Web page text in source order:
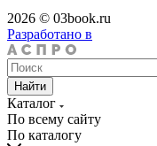
2026 © 03book.ru
Разработано в
Найти
Каталог
По всему сайту
По каталогу